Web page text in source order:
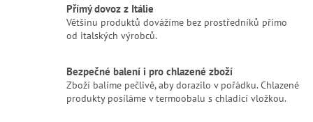
v
ý
s
u
Přímý dovoz z Itálie
Většinu produktů dovážíme bez prostředníků přímo
od italských výrobců.
Bezpečné balení i pro chlazené zboží
Zboží balíme pečlivě, aby dorazilo v pořádku. Chlazené
produkty posíláme v termoobalu s chladicí vložkou.